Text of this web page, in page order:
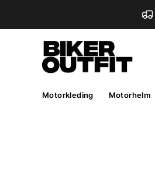
Motorkleding Motorhelm